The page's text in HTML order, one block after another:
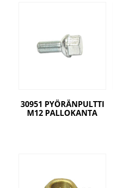
30951 PYÖRÄNPULTTI
M12 PALLOKANTA